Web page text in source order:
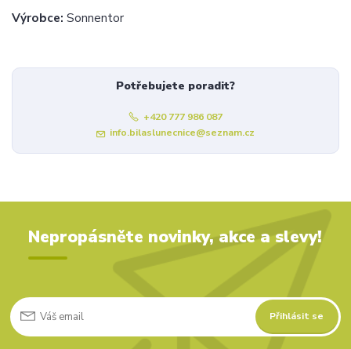
Výrobce: Sonnentor
Potřebujete poradit?
+420 777 986 087
info.bilaslunecnice@seznam.cz
Nepropásněte novinky, akce a slevy!
Přihlásit se